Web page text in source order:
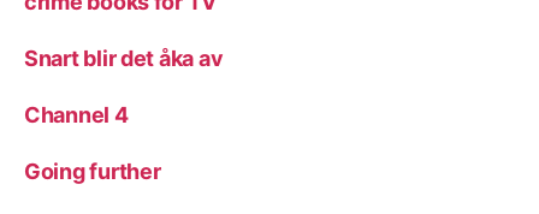
Snart blir det åka av
Channel 4
Going further